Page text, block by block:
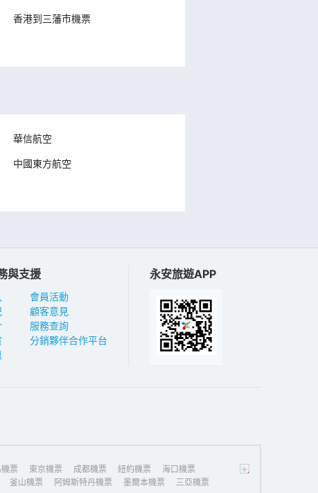
香港到三藩市機票
華信航空
中國東方航空
與支援
會員活動
顧客意見
服務查詢
分銷夥伴合作平台
永安旅遊APP
+
票 東京機票 成都機票 紐約機票
海口機票
釜山機票 阿姆斯特丹機票 墨爾本機票
三亞機票